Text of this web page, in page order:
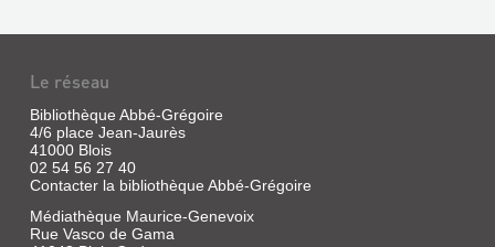
traces
jumelle
bergère
enlevée
à
14
ans
de
Blois,
Le réseau
Bibliothèque Abbé-Grégoire
4/6 place Jean-Jaurès
41000 Blois
02 54 56 27 40
Contacter la bibliothèque Abbé-Grégoire
Médiathèque Maurice-Genevoix
Rue Vasco de Gama